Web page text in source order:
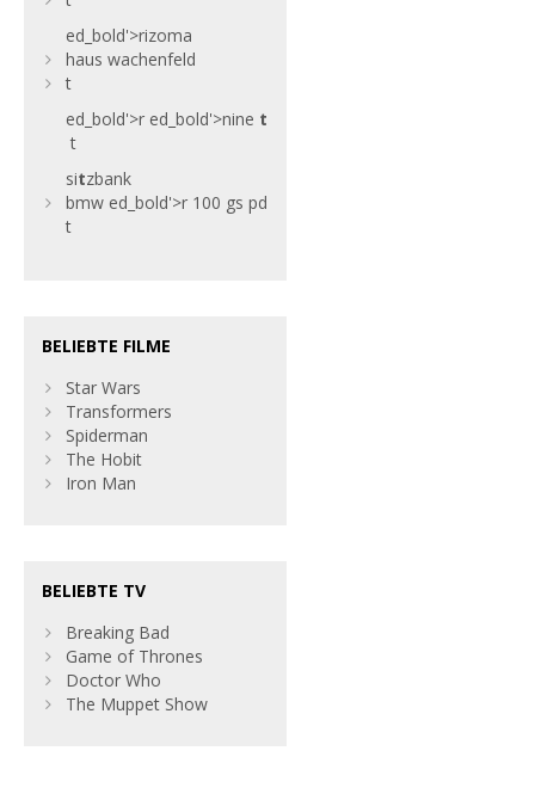
ed_bold'>rizoma
haus wachenfeld
t
ed_bold'>r
t
ed_bold'>nine t
sitzbank
bmw
t
ed_bold'>r 100 gs pd
BELIEBTE FILME
Star Wars
Transformers
Spiderman
The Hobit
Iron Man
BELIEBTE TV
Breaking Bad
Game of Thrones
Doctor Who
The Muppet Show